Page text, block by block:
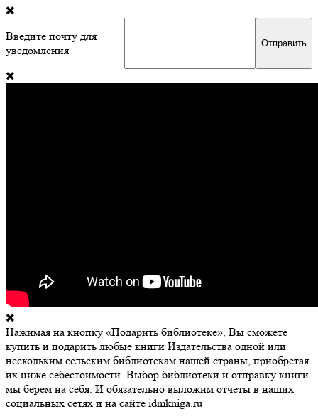
Введите почту для
уведомления
Нажимая на кнопку «Подарить библиотеке», Вы сможете
купить и подарить любые книги Издательства одной или
нескольким сельским библиотекам нашей страны, приобретая
их ниже себестоимости. Выбор библиотеки и отправку книги
мы берем на себя. И обязательно выложим отчеты в наших
социальных сетях и на сайте idmkniga.ru